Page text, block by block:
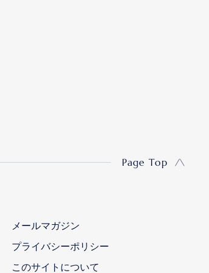
Page Top
メールマガジン
プライバシーポリシー
このサイトについて